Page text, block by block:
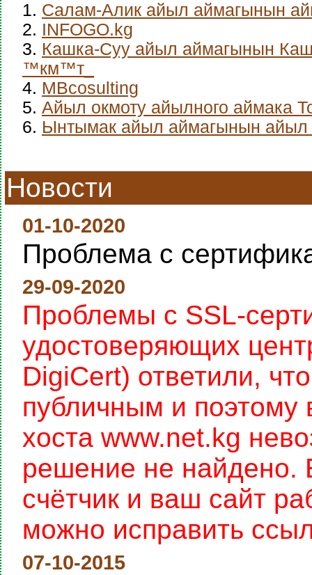
1. Салам-Алик айыл аймагынын
2. INFOGO.kg
3. Кашка-Суу айыл аймагынын
™км™т_
4. MBcosulting
5. Айыл окмоту айылного аймака
6. Ынтымак айыл аймагынын айыл
Новости
01-10-2020
Проблема с
29-09-2020
Проблемы с SSL-
удостоверяющих
DigiCert) ответили,
публичным и поэтому
хоста www.net.kg
решение не найдено.
счётчик и ваш сайт
можно исправить
07-10-2015